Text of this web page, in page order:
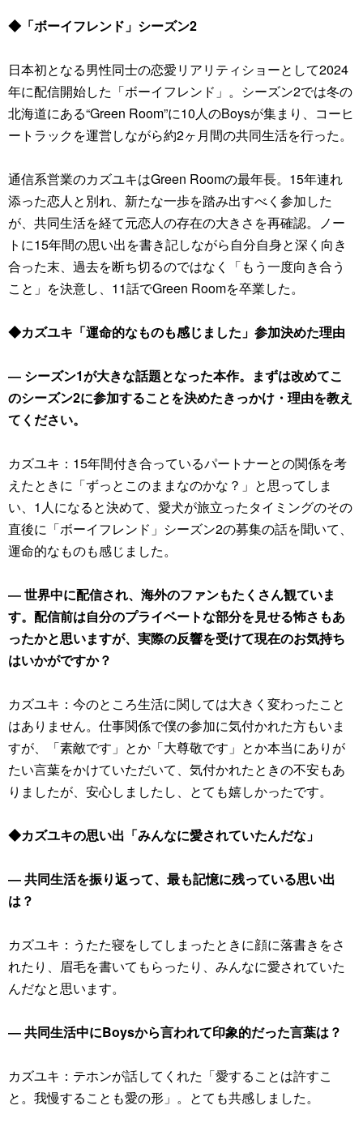
◆「ボーイフレンド」シーズン2
日本初となる男性同士の恋愛リアリティショーとして2024
年に配信開始した「ボーイフレンド」。シーズン2では冬の
北海道にある“Green Room”に10人のBoysが集まり、コーヒ
ートラックを運営しながら約2ヶ月間の共同生活を行った。
通信系営業のカズユキはGreen Roomの最年長。15年連れ
添った恋人と別れ、新たな一歩を踏み出すべく参加した
が、共同生活を経て元恋人の存在の大きさを再確認。ノー
トに15年間の思い出を書き記しながら自分自身と深く向き
合った末、過去を断ち切るのではなく「もう一度向き合う
こと」を決意し、11話でGreen Roomを卒業した。
◆カズユキ「運命的なものも感じました」参加決めた理由
― シーズン1が大きな話題となった本作。まずは改めてこ
のシーズン2に参加することを決めたきっかけ・理由を教え
てください。
カズユキ：15年間付き合っているパートナーとの関係を考
えたときに「ずっとこのままなのかな？」と思ってしま
い、1人になると決めて、愛犬が旅立ったタイミングのその
直後に「ボーイフレンド」シーズン2の募集の話を聞いて、
運命的なものも感じました。
― 世界中に配信され、海外のファンもたくさん観ていま
す。配信前は自分のプライベートな部分を見せる怖さもあ
ったかと思いますが、実際の反響を受けて現在のお気持ち
はいかがですか？
カズユキ：今のところ生活に関しては大きく変わったこと
はありません。仕事関係で僕の参加に気付かれた方もいま
すが、「素敵です」とか「大尊敬です」とか本当にありが
たい言葉をかけていただいて、気付かれたときの不安もあ
りましたが、安心しましたし、とても嬉しかったです。
◆カズユキの思い出「みんなに愛されていたんだな」
― 共同生活を振り返って、最も記憶に残っている思い出
は？
カズユキ：うたた寝をしてしまったときに顔に落書きをさ
れたり、眉毛を書いてもらったり、みんなに愛されていた
んだなと思います。
― 共同生活中にBoysから言われて印象的だった言葉は？
カズユキ：テホンが話してくれた「愛することは許すこ
と。我慢することも愛の形」。とても共感しました。